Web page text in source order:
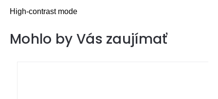
High-contrast mode
Mohlo by Vás zaujímať